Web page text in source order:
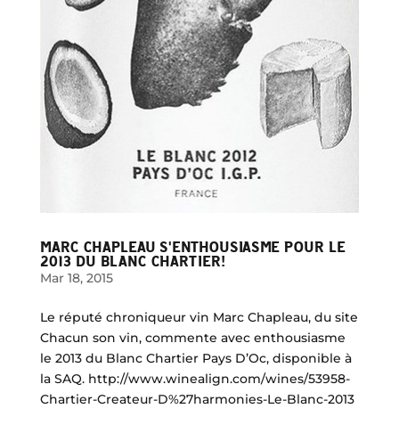
MARC CHAPLEAU S'ENTHOUSIASME POUR LE
2013 DU BLANC CHARTIER!
Mar 18, 2015
Le réputé chroniqueur vin Marc Chapleau, du site
Chacun son vin, commente avec enthousiasme
le 2013 du Blanc Chartier Pays D’Oc, disponible à
la SAQ. http://www.winealign.com/wines/53958-
Chartier-Createur-D%27harmonies-Le-Blanc-2013